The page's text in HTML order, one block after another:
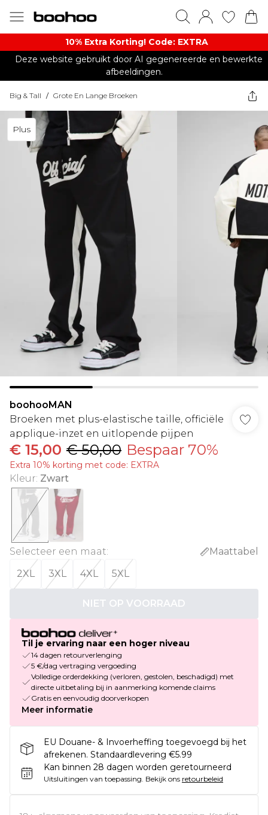
10% Extra Korting! Code: EXTRA​
Deze website gebruikt door AI gegenereerde en bewerkte
afbeeldingen.
Big & Tall / Grote En Lange Broeken
Plus
boohooMAN
Broeken met plus-elastische taille, officiële
applique-inzet en uitlopende pijpen
€ 15,00 € 50,00 Bespaar 70%
Extra 10% korting met code: EXTRA
Kleur: Zwart
Selecteer een maat:
Maattabel
2XL
3XL 4XL 5XL
NIET OP VOORRAAD
Til je ervaring naar een hoger niveau
14 dagen retourverlenging
5 €/dag vertraging vergoeding
Volledige orderdekking (verloren, gestolen, beschadigd) met
directe uitbetaling bij in aanmerking komende claims
Gratis en eenvoudig doorverkopen
Meer informatie
EU Douane- & Invoerheffing toegevoegd bij het
afrekenen. Standaardlevering €5.99
Kan binnen 28 dagen worden geretourneerd
Uitsluitingen van toepassing. Bekijk ons retourbeleid